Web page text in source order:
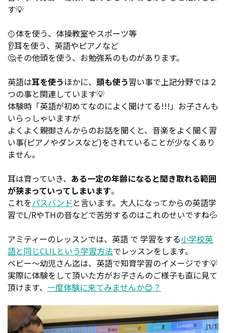
す💡
🥎体を使う、体操教室やスポーツ等
👂耳を使う、英語やピアノなど
🤔その他頭を使う、お勉強系のものがあります。
英語は耳を使うほかに、 頭も使う習い事で上記分野では２
つの事と関連しています💡
体験時「英語が初めてなのによく聞けてる!!!」お子さんも
いらっしゃいますが
よくよく親御さんからのお話を聞くと、音楽をよく聞く習
い事(ピアノやダンスなど)をされていることが少なくあり
ません。
耳は育っていき、 ある一定の年齢になると聞き取れる範囲
が狭まっていってしまいます。
これをパスバンド と言います。大人になってからの英語学
習でL/RやTHの音などで苦労するのはこれのせいですね💦
アミティーのレッスンでは、英語 で 学習をする小学校英
語と同じCLILという学習方法でレッスンをします。
ベビー～幼児さん迄は、英語で知育学習のイメージです💡
実際に体験をして頂いた方がお子さんのご様子も直に見て
頂けます、 一度体験に来てみませんか😊？